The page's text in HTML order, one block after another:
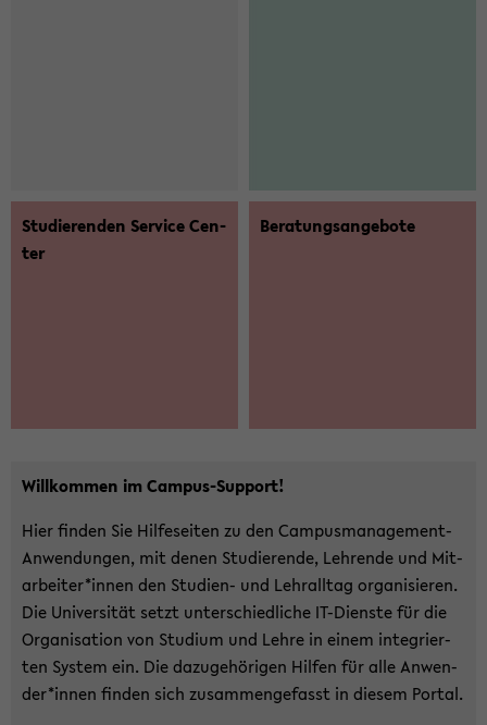
Stu­die­ren­den Ser­vice Cen­
ter
Be­ra­tungs­an­ge­bo­te
Will­kom­men im Campus-​Support!
Hier fin­den Sie Hil­fe­sei­ten zu den Campusmanagement-​
Anwendungen, mit denen Stu­die­ren­de, Leh­ren­de und Mit­
ar­bei­ter*innen den Studien-​ und Lehr­all­tag or­ga­ni­sie­ren.
Die Uni­ver­si­tät setzt un­ter­schied­li­che IT-​Dienste für die
Or­ga­ni­sa­ti­on von Stu­di­um und Lehre in einem in­te­grier­
ten Sys­tem ein. Die da­zu­ge­hö­ri­gen Hil­fen für alle An­wen­
der*innen fin­den sich zu­sam­men­ge­fasst in die­sem Por­tal.